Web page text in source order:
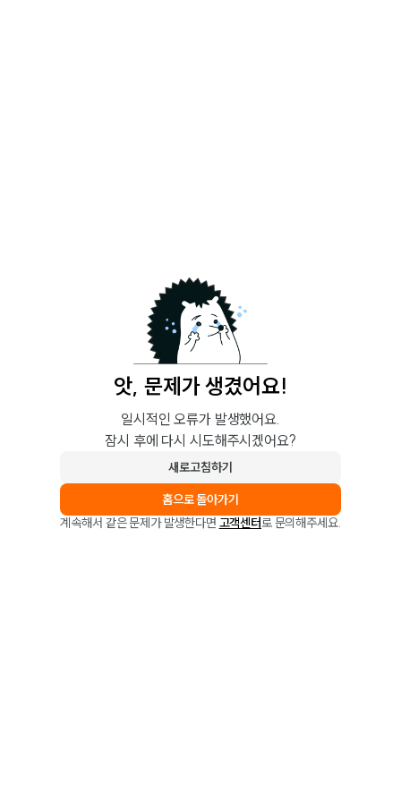
앗, 문제가 생겼어요!
일시적인 오류가 발생했어요.
잠시 후에 다시 시도해주시겠어요?
새로고침하기
홈으로 돌아가기
계속해서 같은 문제가 발생한다면 고객센터로 문의해주세요.